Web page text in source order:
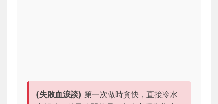
(失敗血淚談) 第一次做時貪快，直接冷水